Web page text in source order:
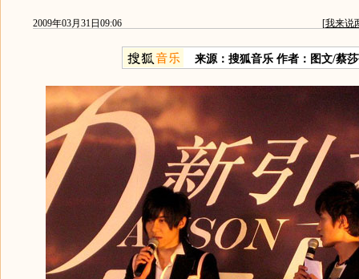
2009年03月31日09:06 [我来说
来源：搜狐音乐 作者：图文/蔡